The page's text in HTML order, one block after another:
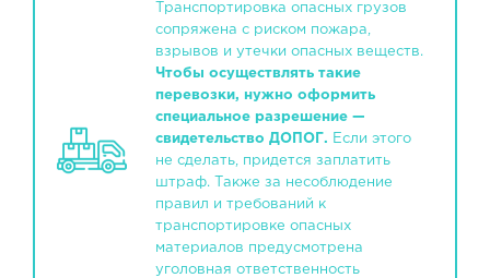
Транспортировка опасных грузов
сопряжена с риском пожара,
взрывов и утечки опасных веществ.
Чтобы осуществлять такие
перевозки, нужно оформить
специальное разрешение —
свидетельство ДОПОГ. Если этого
не сделать, придется заплатить
штраф. Также за несоблюдение
правил и требований к
транспортировке опасных
материалов предусмотрена
уголовная ответственность